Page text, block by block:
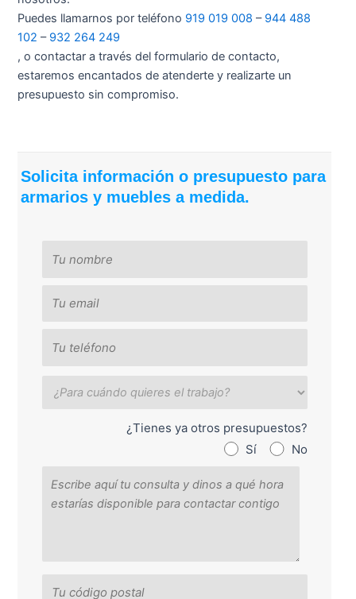
Puedes llamarnos por teléfono 919 019 008 – 944 488
102 – 932 264 249
, o contactar a través del formulario de contacto,
estaremos encantados de atenderte y realizarte un
presupuesto sin compromiso.
Solicita información o presupuesto para
armarios y muebles a medida.
¿Tienes ya otros presupuestos?
Sí
No